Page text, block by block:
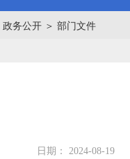
政务公开 ＞ 部门文件
日期： 2024-08-19